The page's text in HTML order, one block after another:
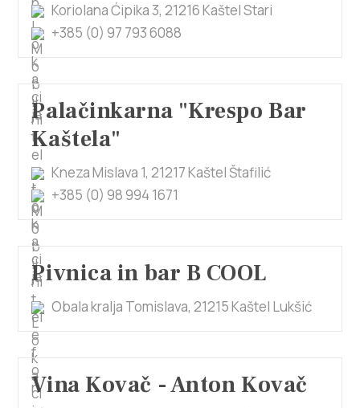
Koriolana Ćipika 3, 21216 Kaštel Stari
+385 (0) 97 793 6088
Palačinkarna "Krespo Bar
Kaštela"
Kneza Mislava 1, 21217 Kaštel Štafilić
+385 (0) 98 994 1671
Pivnica in bar B COOL
Obala kralja Tomislava, 21215 Kaštel Lukšić
Vina Kovač - Anton Kovač